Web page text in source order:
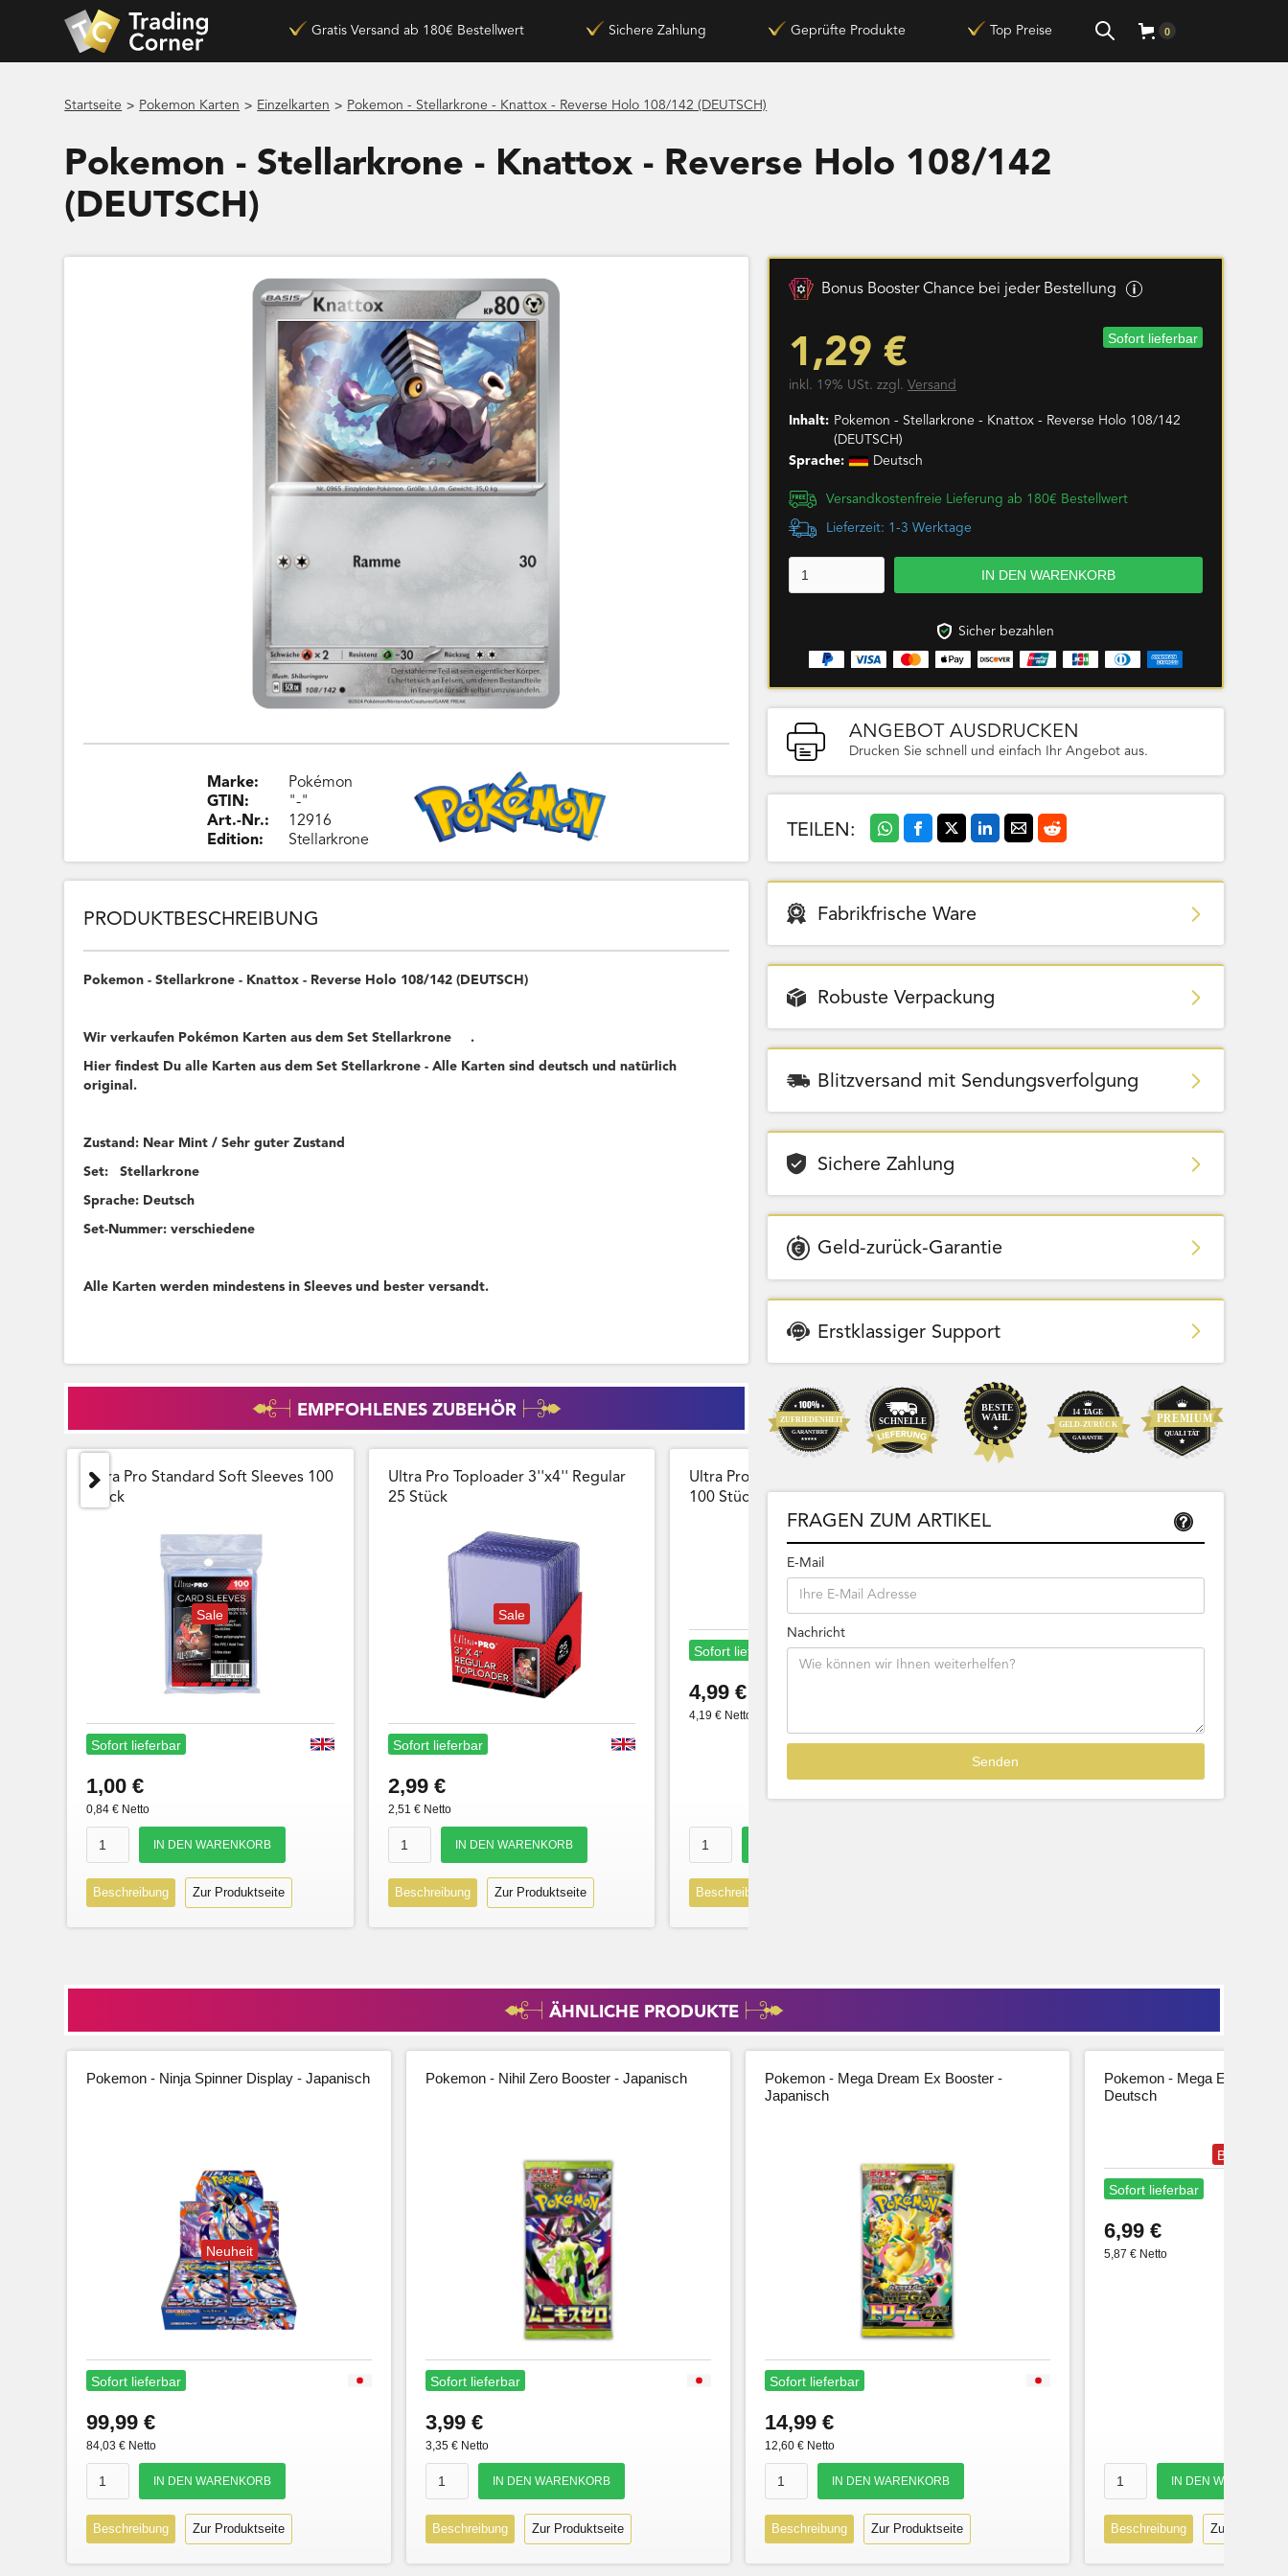
Gratis Versand ab 180€ Bestellwert Sichere Zahlung Geprüfte Produkte Top Preise 0
Startseite > Pokemon Karten > Einzelkarten > Pokemon - Stellarkrone - Knattox - Reverse Holo 108/142 (DEUTSCH)
Pokemon - Stellarkrone - Knattox - Reverse Holo 108/142
(DEUTSCH)
Marke:
GTIN:
Art.-Nr.:
Edition:
Pokémon
"-"
12916
Stellarkrone
Bonus Booster Chance bei jeder Bestellung
1,29 € Sofort lieferbar
inkl. 19% USt. zzgl. Versand
Inhalt: Pokemon - Stellarkrone - Knattox - Reverse Holo 108/142
(DEUTSCH)
Sprache:
Deutsch
Versandkostenfreie Lieferung ab 180€ Bestellwert
Lieferzeit: 1-3 Werktage
Sicher bezahlen
ANGEBOT AUSDRUCKEN
Drucken Sie schnell und einfach Ihr Angebot aus.
TEILEN:
PRODUKTBESCHREIBUNG
Pokemon - Stellarkrone - Knattox - Reverse Holo 108/142 (DEUTSCH)
Wir verkaufen Pokémon Karten aus dem Set Stellarkrone .
Hier findest Du alle Karten aus dem Set Stellarkrone - Alle Karten sind deutsch und natürlich
original.
Zustand: Near Mint / Sehr guter Zustand
Set: Stellarkrone
Sprache: Deutsch
Set-Nummer: verschiedene
Alle Karten werden mindestens in Sleeves und bester versandt.
EMPFOHLENES ZUBEHÖR
Ultra Pro Standard Soft Sleeves 100
Stück
Sale
Sofort lieferbar
1,00 €
0,84 € Netto
Beschreibung Zur Produktseite
Ultra Pro Toploader 3''x4'' Regular
25 Stück
Sale
Sofort lieferbar
2,99 €
2,51 € Netto
Beschreibung Zur Produktseite
Ultra Pro Card Sleeves Team Bags
100 Stück Wiederverschließbar
Sofort lieferbar
4,99 €
4,19 € Netto
Beschreibung
Bestseller
Sofort lieferbar
39,99
Fabrikfrische Ware
Robuste Verpackung
Blitzversand mit Sendungsverfolgung
Sichere Zahlung
Geld-zurück-Garantie
Erstklassiger Support
FRAGEN ZUM ARTIKEL
E-Mail
Nachricht
ÄHNLICHE PRODUKTE
Pokemon - Ninja Spinner Display - Japanisch
Neuheit
Sofort lieferbar
99,99 €
84,03 € Netto
Beschreibung Zur Produktseite
Pokemon - Nihil Zero Booster - Japanisch
Sofort lieferbar
3,99 €
3,35 € Netto
Beschreibung Zur Produktseite
Pokemon - Mega Dream Ex Booster -
Japanisch
Sofort lieferbar
14,99 €
12,60 € Netto
Beschreibung Zur Produktseite
Pokemon - Mega
Deutsch
Bestseller
Sofort lieferbar
6,99 €
5,87 € Netto
Beschreibung Zur